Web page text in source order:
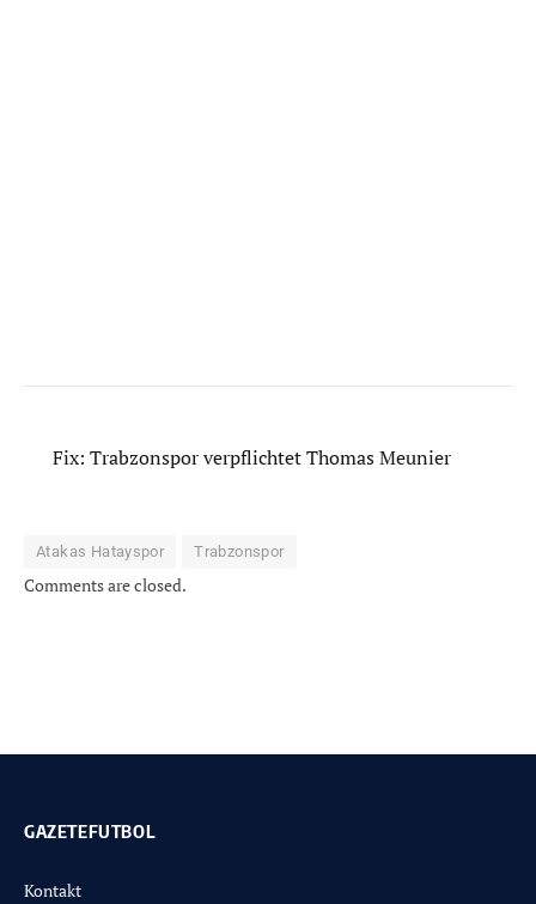
Fix: Trabzonspor verpflichtet Thomas Meunier
Atakas Hatayspor Trabzonspor
Comments are closed.
GAZETEFUTBOL
Kontakt